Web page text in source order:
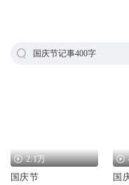
国庆节记事400字
2.1万
国庆节 国